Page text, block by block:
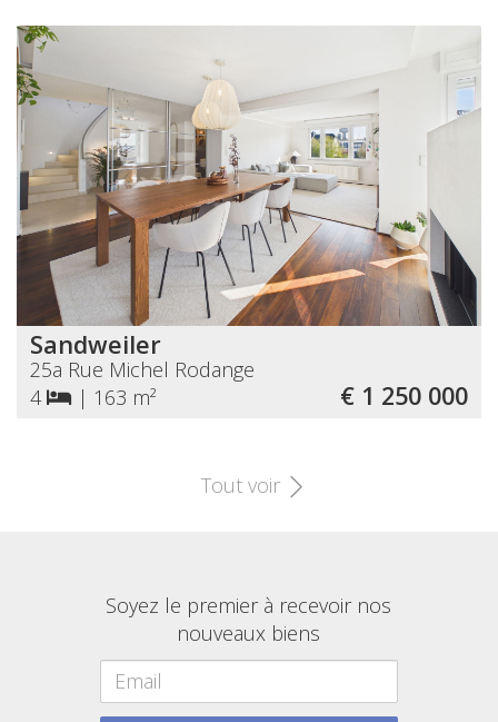
Sandweiler
25a Rue Michel Rodange
4
| 163 m² € 1 250 000
Tout voir
Soyez le premier à recevoir nos
nouveaux biens